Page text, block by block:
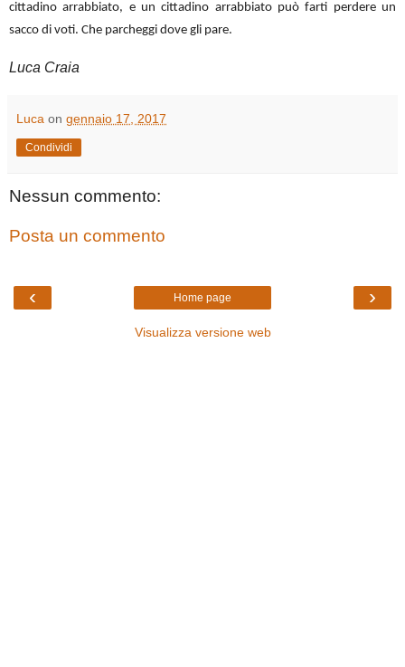
cittadino arrabbiato, e un cittadino arrabbiato può farti perdere un
sacco di voti. Che parcheggi dove gli pare.
Luca Craia
Luca on gennaio 17, 2017
Condividi
Nessun commento:
Posta un commento
‹ ›
Home page
Visualizza versione web